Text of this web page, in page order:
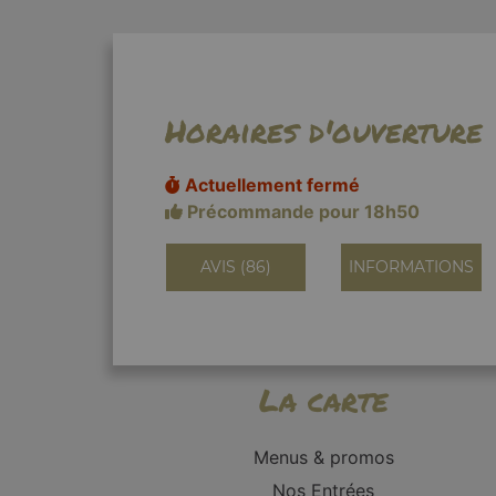
Horaires d'ouverture
Actuellement fermé
Précommande pour 18h50
AVIS (86) INFORMATIONS
La carte
Menus & promos
Nos Entrées